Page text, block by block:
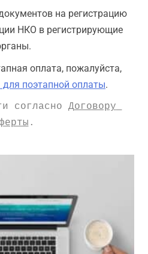
на регистрацию
НКО в регистрирующие
оплата, пожалуйста,
поэтапной оплаты.
согласно Договору
.